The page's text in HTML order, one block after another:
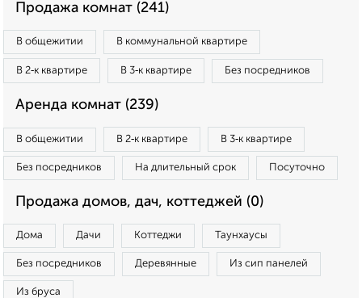
Продажа комнат (241)
В общежитии В коммунальной квартире
В 2‑к квартире В 3‑к квартире Без посредников
Аренда комнат (239)
В общежитии В 2‑к квартире В 3‑к квартире
Без посредников На длительный срок Посуточно
Продажа домов, дач, коттеджей (0)
Дома Дачи Коттеджи Таунхаусы
Без посредников Деревянные Из сип панелей
Из бруса